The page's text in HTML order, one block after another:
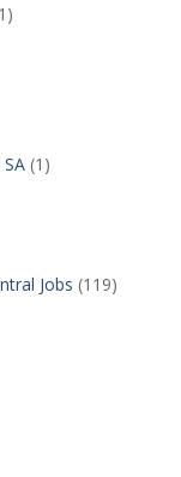
(1)
Jobs (119)